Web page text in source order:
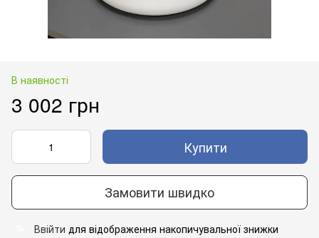
В наявності
3 002 грн
Купити
Замовити швидко
Ввійти для відображення накопичувальної знижки